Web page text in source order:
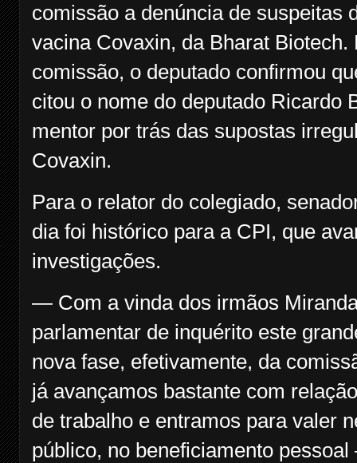
comissão a denúncia de suspeitas
vacina Covaxin, da Bharat
comissão, o deputado confirmou
citou o nome do deputado Ricardo
mentor por trás das supostas
Covaxin.
Para o relator do colegiado,
dia foi histórico para a CPI, que
investigações.
— Com a vinda dos irmãos
parlamentar de inquérito este
nova fase, efetivamente, da
já avançamos bastante com
de trabalho e entramos para valer
público, no beneficiamento